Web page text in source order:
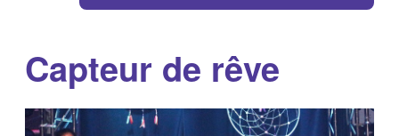
Capteur de rêve